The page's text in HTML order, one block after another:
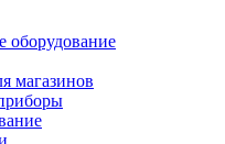
оборудование
магазинов